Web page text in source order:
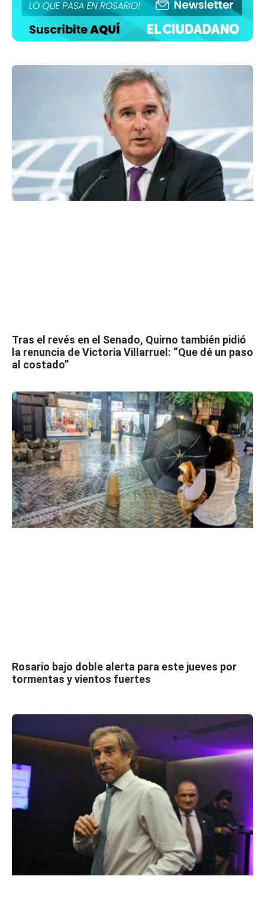
Tras el revés en el Senado, Quirno también pidió
la renuncia de Victoria Villarruel: “Que dé un paso
al costado”
Rosario bajo doble alerta para este jueves por
tormentas y vientos fuertes